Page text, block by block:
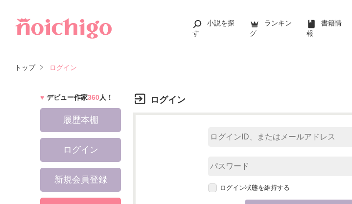
小説を探
す
ランキン
グ
書籍情
報
トップ ログイン
ログイン
ログイン状態を維持する
デビュー作家360人！
履歴本棚
ログイン
新規会員登録